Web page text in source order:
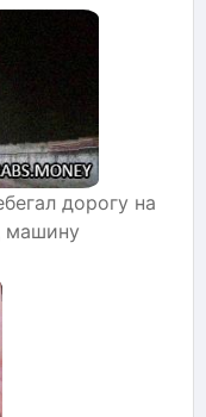
дорогу на
машину